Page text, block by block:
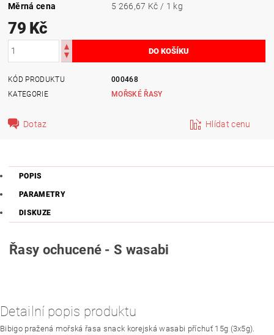
Měrná cena
5 266,67 Kč / 1 kg
79 Kč
KÓD PRODUKTU
000468
KATEGORIE
MOŘSKÉ ŘASY
Dotaz Hlídat cenu
POPIS
PARAMETRY
DISKUZE
Řasy ochucené - S wasabi
Detailní popis produktu
Bibigo pražená mořská řasa snack korejská wasabi příchuť 15g (3x5g).